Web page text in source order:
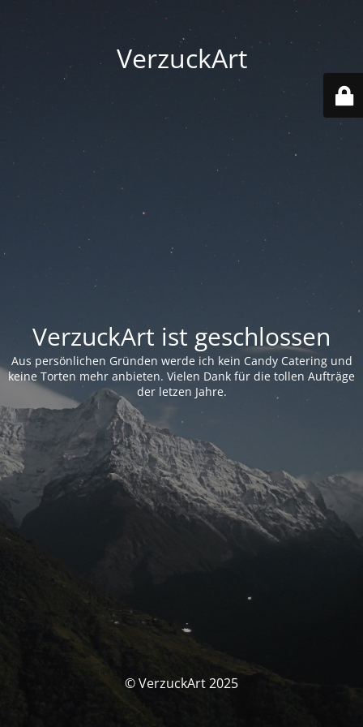
VerzuckArt
VerzuckArt ist geschlossen
Aus persönlichen Gründen werde ich kein Candy Catering und
keine Torten mehr anbieten. Vielen Dank für die tollen Aufträge
der letzen Jahre.
© VerzuckArt 2025